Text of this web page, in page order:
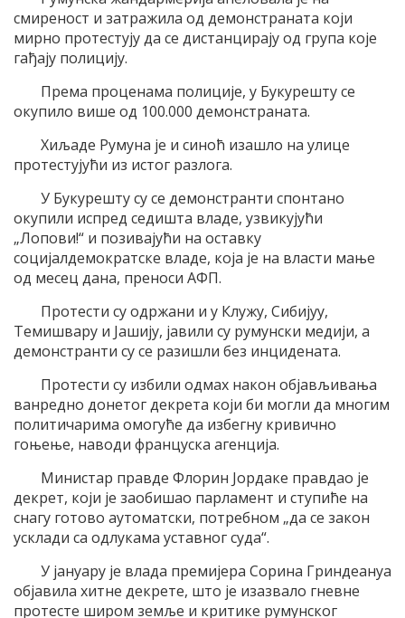
смиреност и затражила од демонстраната који
мирно протестују да се дистанцирају од група које
гађају полицију.
Према проценама полиције, у Букурешту се
окупило више од 100.000 демонстраната.
Хиљаде Румуна је и синоћ изашло на улице
протестујући из истог разлога.
У Букурешту су се демонстранти спонтано
окупили испред седишта владе, узвикујући
„Лопови!“ и позивајући на оставку
социјалдемократске владе, која је на власти мање
од месец дана, преноси АФП.
Протести су одржани и у Клужу, Сибијуу,
Темишвару и Јашију, јавили су румунски медији, а
демонстранти су се разишли без инцидената.
Протести су избили одмах након објављивања
ванредно донетог декрета који би могли да многим
политичарима омогуће да избегну кривично
гоњење, наводи француска агенција.
Министар правде Флорин Јордаке правдао је
декрет, који је заобишао парламент и ступиће на
снагу готово аутоматски, потребном „да се закон
усклади са одлукама уставног суда“.
У јануару је влада премијера Сорина Гриндеануа
објавила хитне декрете, што је изазвало гневне
протесте широм земље и критике румунског